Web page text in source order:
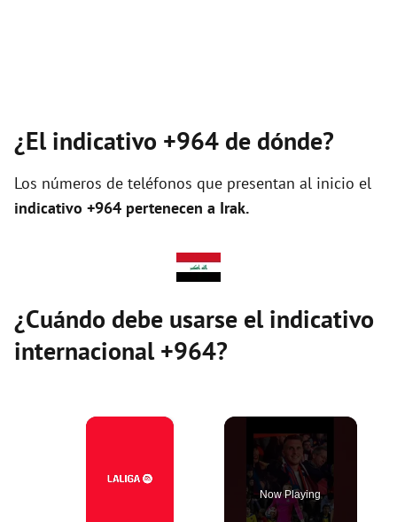
¿El indicativo +964 de dónde?
Los números de teléfonos que presentan al inicio el
indicativo +964 pertenecen a Irak.
¿Cuándo debe usarse el indicativo
internacional +964?
×
Now Playing